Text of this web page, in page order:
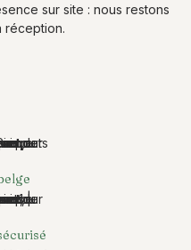
sur site : nous restons
réception.